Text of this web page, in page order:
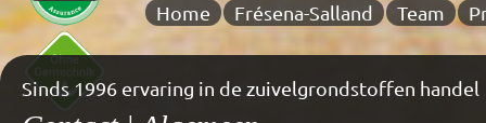
Home Frésena-Salland Team
Sinds 1996 ervaring in de zuivelgrondstoffen handel